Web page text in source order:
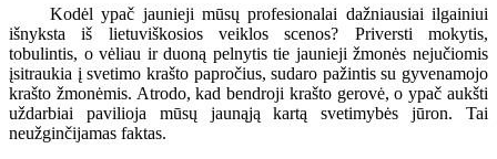
Kodėl ypač jaunieji mūsų profesionalai dažniausiai ilgainiui
išnyksta iš lietuviškosios veiklos scenos? Priversti mokytis,
tobulintis, o vėliau ir duoną pelnytis tie jaunieji žmonės nejučiomis
įsitraukia į svetimo krašto papročius, sudaro pažintis su gyvenamojo
krašto žmonėmis. Atrodo, kad bendroji krašto gerovė, o ypač aukšti
uždarbiai pavilioja mūsų jaunąją kartą svetimybės jūron. Tai
neužginčijamas faktas.